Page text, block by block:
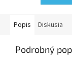
Popis Diskusia
Podrobný